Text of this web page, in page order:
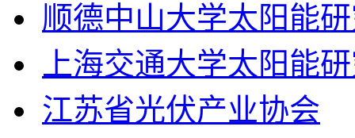
顺德中山大学太阳能
上海交通大学太阳能
江苏省光伏产业协会